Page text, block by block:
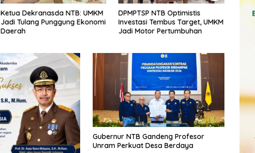
DPMPTSP NTB Optimistis
Investasi Tembus Target, UMKM
Jadi Motor Pertumbuhan
Realisasi Investasi NTB Capai
Rp15,66 Triliun di Semester I
2026
93
Gubernur NTB Gandeng Profesor
Unram Perkuat Desa Berdaya